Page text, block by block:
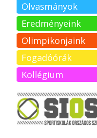
Olvasmányok
Eredményeink
Olimpikonjaink
Fogadóórák
Kollégium